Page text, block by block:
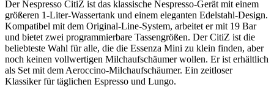
Der Nespresso CitiZ ist das klassische Nespresso-Gerät mit einem
größeren 1-Liter-Wassertank und einem eleganten Edelstahl-Design.
Kompatibel mit dem Original-Line-System, arbeitet er mit 19 Bar
und bietet zwei programmierbare Tassengrößen. Der CitiZ ist die
beliebteste Wahl für alle, die die Essenza Mini zu klein finden, aber
noch keinen vollwertigen Milchaufschäumer wollen. Er ist erhältlich
als Set mit dem Aeroccino-Milchaufschäumer. Ein zeitloser
Klassiker für täglichen Espresso und Lungo.